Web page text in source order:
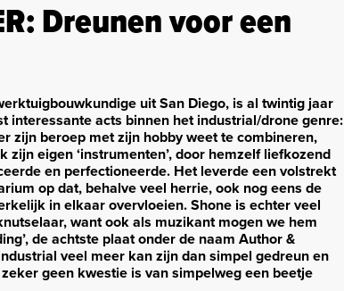
Dreunen voor een
uit San Diego, is al twintig jaar
interessante acts binnen het industrial/drone genre:
zijn beroep met zijn hobby weet te combineren,
eigen ‘instrumenten’, door hemzelf liefkozend
en perfectioneerde. Het leverde een volstrekt
op dat, behalve veel herrie, ook nog eens de
in elkaar overvloeien. Shone is echter veel
want ook als muzikant mogen we hem
de achtste plaat onder de naam Author &
veel meer kan zijn dan simpel gedreun en
geen kwestie is van simpelweg een beetje